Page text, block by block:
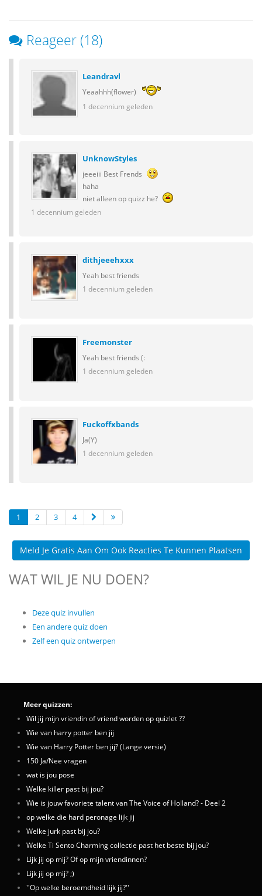
Reageer (18)
Leandravl
Yeaahhh(flower)
1 decennium geleden
UnknowStyles
jeeeiii Best Frends
haha
niet alleen op quizz he?
1 decennium geleden
dithjeeehxxx
Yeah best friends
1 decennium geleden
Freemonster
Yeah best friends (:
1 decennium geleden
Fuckoffxbands
Ja(Y)
1 decennium geleden
1 2 3 4
Meld Je Gratis Aan Om Ook Reacties Te Kunnen Plaatsen
WAT WIL JE NU DOEN?
Deze quiz invullen
Een andere quiz doen
Zelf een quiz ontwerpen
Meer quizzen:
Wil jij mijn vriendin of vriend worden op quizlet ??
Wie van harry potter ben jij
Wie van Harry Potter ben jij? (Lange versie)
150 Ja/Nee vragen
wat is jou pose
Welke killer past bij jou?
Wie is jouw favoriete talent van The Voice of Holland? - Deel 2
op welke die hard peronage lijk jij
Welke jurk past bij jou?
Welke Ti Sento Charming collectie past het beste bij jou?
Lijk jij op mij? Of op mijn vriendinnen?
Lijk jij op mij? ;)
''Op welke beroemdheid lijk jij?''